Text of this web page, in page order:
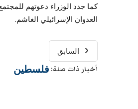
كما جدد الوزراء دعوتهم
العدوان الإسرائيلي الغاشم.
السابق
أخبار ذات صلة: فلسطين